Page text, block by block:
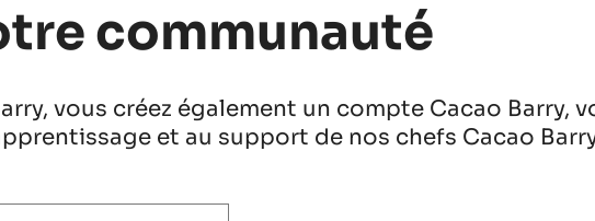
communauté
vous créez également un compte Cacao
et au support de nos chefs Cacao